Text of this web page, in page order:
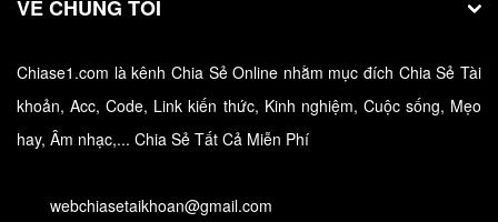
Download Tải Và Cài Đặt Photoshop Full
Crack
VỀ CHÚNG TÔI
Chiase1.com là kênh Chia Sẻ Online nhằm mục đích Chia Sẻ Tài
khoản, Acc, Code, Link kiến thức, Kinh nghiệm, Cuộc sống, Mẹo
hay, Âm nhạc,... Chia Sẻ Tất Cả Miễn Phí
webchiasetaikhoan@gmail.com